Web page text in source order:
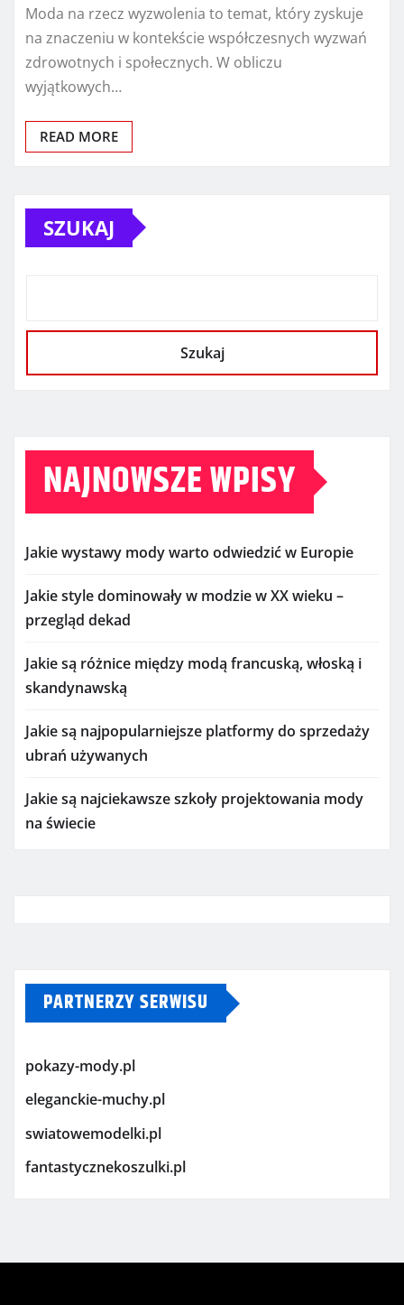
Moda na rzecz wyzwolenia to temat, który zyskuje
na znaczeniu w kontekście współczesnych wyzwań
zdrowotnych i społecznych. W obliczu
wyjątkowych…
READ MORE
SZUKAJ
Szukaj
NAJNOWSZE WPISY
Jakie wystawy mody warto odwiedzić w Europie
Jakie style dominowały w modzie w XX wieku –
przegląd dekad
Jakie są różnice między modą francuską, włoską i
skandynawską
Jakie są najpopularniejsze platformy do sprzedaży
ubrań używanych
Jakie są najciekawsze szkoły projektowania mody
na świecie
PARTNERZY SERWISU
pokazy-mody.pl
eleganckie-muchy.pl
swiatowemodelki.pl
fantastycznekoszulki.pl